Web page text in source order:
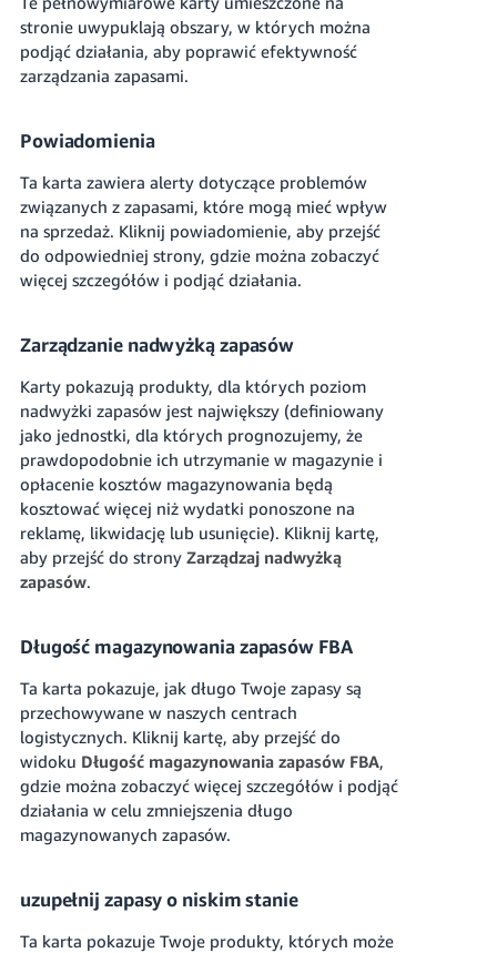
stronie uwypuklają obszary, w których można
podjąć działania, aby poprawić efektywność
zarządzania zapasami.
Powiadomienia
Ta karta zawiera alerty dotyczące problemów
związanych z zapasami, które mogą mieć wpływ
na sprzedaż. Kliknij powiadomienie, aby przejść
do odpowiedniej strony, gdzie można zobaczyć
więcej szczegółów i podjąć działania.
Zarządzanie nadwyżką zapasów
Karty pokazują produkty, dla których poziom
nadwyżki zapasów jest największy (definiowany
jako jednostki, dla których prognozujemy, że
prawdopodobnie ich utrzymanie w magazynie i
opłacenie kosztów magazynowania będą
kosztować więcej niż wydatki ponoszone na
reklamę, likwidację lub usunięcie). Kliknij kartę,
aby przejść do strony Zarządzaj nadwyżką
zapasów.
Długość magazynowania zapasów FBA
Ta karta pokazuje, jak długo Twoje zapasy są
przechowywane w naszych centrach
logistycznych. Kliknij kartę, aby przejść do
widoku Długość magazynowania zapasów FBA,
gdzie można zobaczyć więcej szczegółów i podjąć
działania w celu zmniejszenia długo
magazynowanych zapasów.
uzupełnij zapasy o niskim stanie
Ta karta pokazuje Twoje produkty, których może